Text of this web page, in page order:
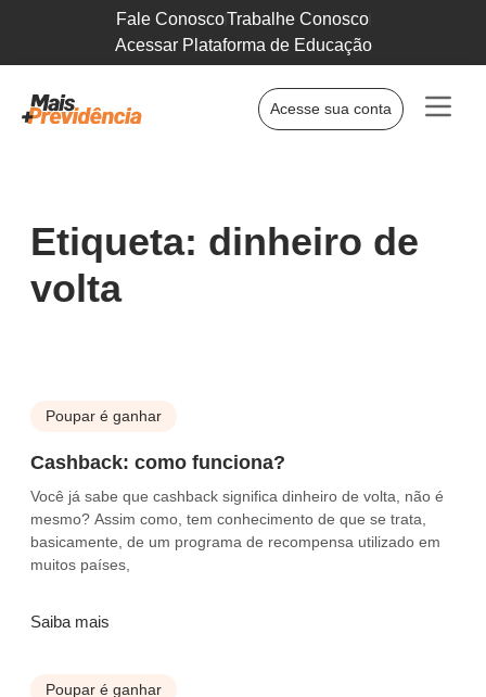
Fale ConoscoTrabalhe Conosco
Acessar Plataforma de Educação
Acesse sua conta
Etiqueta: dinheiro de
volta
Poupar é ganhar
Cashback: como funciona?
Você já sabe que cashback significa dinheiro de volta, não é
mesmo? Assim como, tem conhecimento de que se trata,
basicamente, de um programa de recompensa utilizado em
muitos países,
Saiba mais
Poupar é ganhar